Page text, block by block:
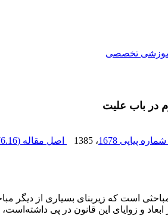
آموزشی تخصصی
در باب علیت
، 1385 اصل مقاله (K
است که زیربنای بسیاری از دیگر
و زوایای این قانون در پی